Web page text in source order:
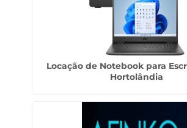
Locação de Notebook para
Hortolândia